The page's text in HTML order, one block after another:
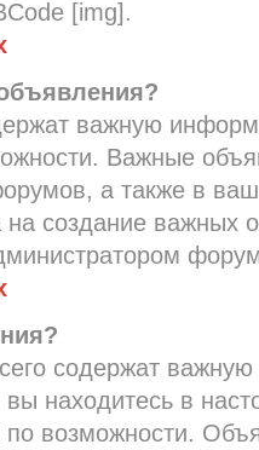
[img].
важную
Важные
а также в
создание важных
содержат
находитесь в
возможности.